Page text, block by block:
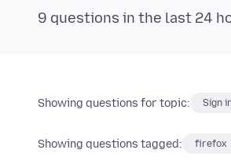
9 questions in the last 24
Showing questions for topic: Sign
Showing questions tagged: firefox